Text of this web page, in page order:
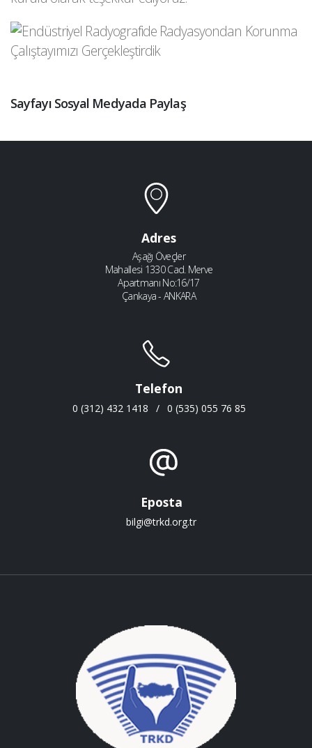
Sayfayı Sosyal Medyada Paylaş
Adres
Aşağı Öveçler
Mahallesi 1330 Cad. Merve
Apartmanı No:16/17
Çankaya - ANKARA
Telefon
0 (312) 432 1418 / 0 (535) 055 76 85
Eposta
bilgi@trkd.org.tr